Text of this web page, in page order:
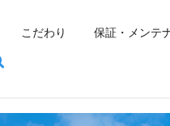
こだわり 保証・メンテ